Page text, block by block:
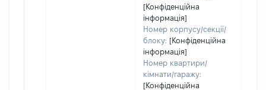
[Конфіденційна
інформація]
Номер корпусу/секції/
блоку: [Конфіденційна
інформація]
Номер квартири/
кімнати/гаражу:
[Конфіденційна